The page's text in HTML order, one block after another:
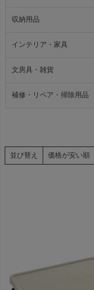
収納用品
インテリア・家具
文房具・雑貨
補修・リペア・掃除用品
並び替え 価格が安い順